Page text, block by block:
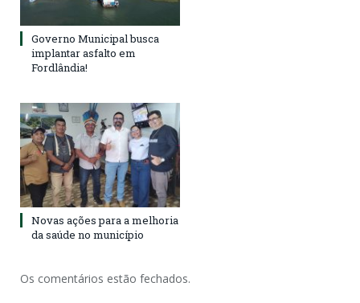
Governo Municipal busca
implantar asfalto em
Fordlândia!
Novas ações para a melhoria
da saúde no município
Os comentários estão fechados.